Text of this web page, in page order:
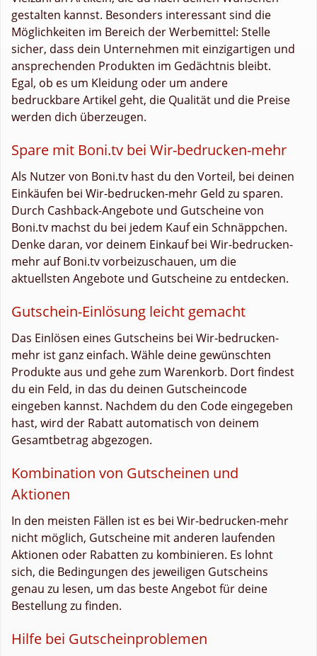
gestalten kannst. Besonders interessant sind die
Möglichkeiten im Bereich der Werbemittel: Stelle
sicher, dass dein Unternehmen mit einzigartigen und
ansprechenden Produkten im Gedächtnis bleibt.
Egal, ob es um Kleidung oder um andere
bedruckbare Artikel geht, die Qualität und die Preise
werden dich überzeugen.
Spare mit Boni.tv bei Wir-bedrucken-mehr
Als Nutzer von Boni.tv hast du den Vorteil, bei deinen
Einkäufen bei Wir-bedrucken-mehr Geld zu sparen.
Durch Cashback-Angebote und Gutscheine von
Boni.tv machst du bei jedem Kauf ein Schnäppchen.
Denke daran, vor deinem Einkauf bei Wir-bedrucken-
mehr auf Boni.tv vorbeizuschauen, um die
aktuellsten Angebote und Gutscheine zu entdecken.
Gutschein-Einlösung leicht gemacht
Das Einlösen eines Gutscheins bei Wir-bedrucken-
mehr ist ganz einfach. Wähle deine gewünschten
Produkte aus und gehe zum Warenkorb. Dort findest
du ein Feld, in das du deinen Gutscheincode
eingeben kannst. Nachdem du den Code eingegeben
hast, wird der Rabatt automatisch von deinem
Gesamtbetrag abgezogen.
Kombination von Gutscheinen und
Aktionen
In den meisten Fällen ist es bei Wir-bedrucken-mehr
nicht möglich, Gutscheine mit anderen laufenden
Aktionen oder Rabatten zu kombinieren. Es lohnt
sich, die Bedingungen des jeweiligen Gutscheins
genau zu lesen, um das beste Angebot für deine
Bestellung zu finden.
Hilfe bei Gutscheinproblemen